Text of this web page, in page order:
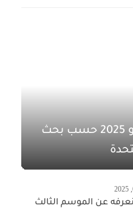
أفضل مسلسلات مايو 2025 حسب بحث
عن الموسم الثالث